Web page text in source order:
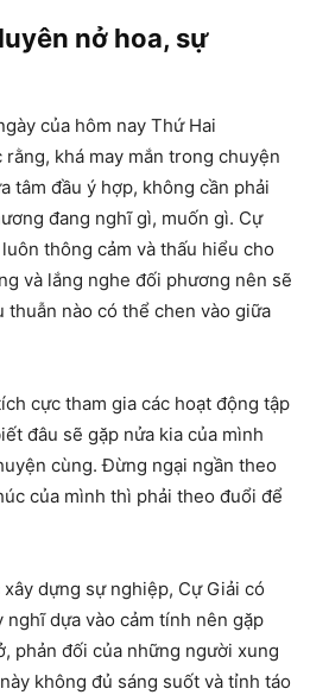
nở hoa, sự
của hôm nay Thứ Hai
khá may mắn trong chuyện
tâm đầu ý hợp, không cần phải
đang nghĩ gì, muốn gì. Cự
thông cảm và thấu hiểu cho
và lắng nghe đối phương nên sẽ
thuẫn nào có thể chen vào giữa
cực tham gia các hoạt động tập
đâu sẽ gặp nửa kia của mình
cùng. Đừng ngại ngần theo
của mình thì phải theo đuổi để
dựng sự nghiệp, Cự Giải có
dựa vào cảm tính nên gặp
phản đối của những người xung
không đủ sáng suốt và tỉnh táo